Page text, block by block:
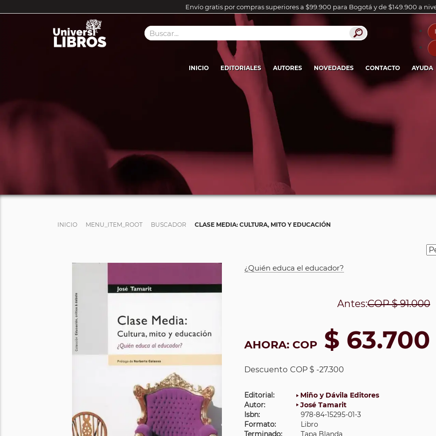
Envío gratis por compras superiores a $99.900 para Bogotá y de $149.900 a
INICIO EDITORIALES AUTORES NOVEDADES CONTACTO AYUDA
INICIO MENU_ITEM_ROOT BUSCADOR CLASE MEDIA: CULTURA, MITO Y EDUCACIÓN
¿Quién educa el educador?
Antes:COP$ 91.000
AHORA: COP $ 63.700
Descuento COP $ -27.300
Editorial:
Miño y Dávila Editores
Autor:
José Tamarit
Isbn:
978-84-15295-01-3
Formato:
Libro
Terminado:
Tapa Blanda